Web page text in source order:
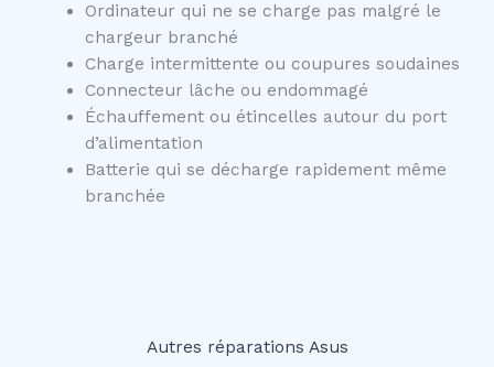
Ordinateur qui ne se charge pas malgré le
chargeur branché
Charge intermittente ou coupures soudaines
Connecteur lâche ou endommagé
Échauffement ou étincelles autour du port
d’alimentation
Batterie qui se décharge rapidement même
branchée
Autres réparations Asus